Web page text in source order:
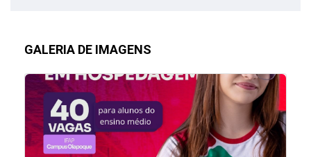
GALERIA DE IMAGENS